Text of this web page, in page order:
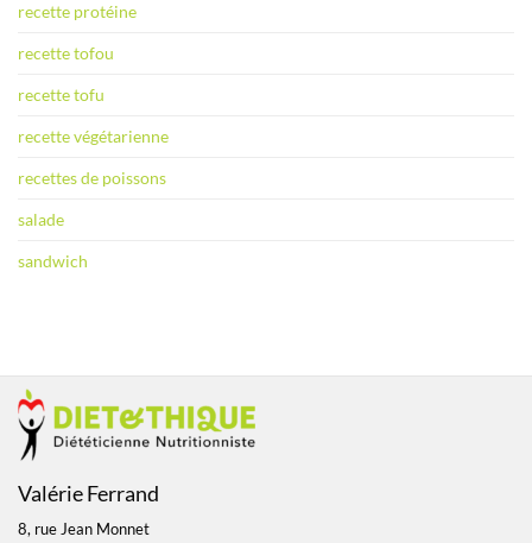
recette protéine
recette tofou
recette tofu
recette végétarienne
recettes de poissons
salade
sandwich
Valérie Ferrand
8, rue Jean Monnet